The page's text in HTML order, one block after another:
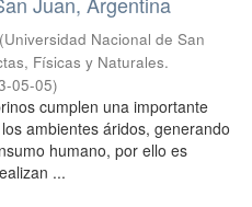
(Universidad Nacional de San
Físicas y Naturales.
05-05)
cumplen una importante
ambientes áridos, generando
humano, por ello es
...